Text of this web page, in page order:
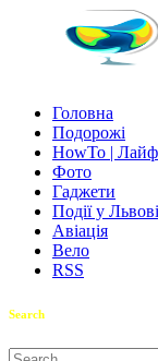
Головна
Подорожі
HowTo |
Фото
Гаджети
Події у Львові
Авіація
Вело
RSS
Search